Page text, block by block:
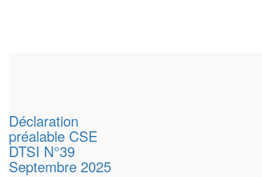
Déclaration
préalable CSE
DTSI N°39
Septembre 2025